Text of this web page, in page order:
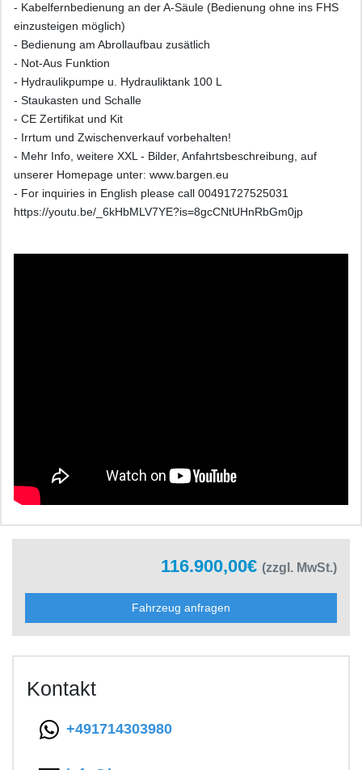
- Kabelfernbedienung an der A-Säule (Bedienung ohne ins FHS
einzusteigen möglich)
- Bedienung am Abrollaufbau zusätlich
- Not-Aus Funktion
- Hydraulikpumpe u. Hydrauliktank 100 L
- Staukasten und Schalle
- CE Zertifikat und Kit
- Irrtum und Zwischenverkauf vorbehalten!
- Mehr Info, weitere XXL - Bilder, Anfahrtsbeschreibung, auf
unserer Homepage unter: www.bargen.eu
- For inquiries in English please call 00491727525031
https://youtu.be/_6kHbMLV7YE?is=8gcCNtUHnRbGm0jp
116.900,00€ (zzgl. MwSt.)
Fahrzeug anfragen
Kontakt
+491714303980